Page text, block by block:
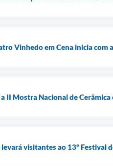
Vinhedo em Cena inicia com
II Mostra Nacional de
visitantes ao 13º Festival